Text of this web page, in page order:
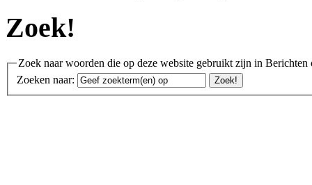
Zoek!
Zoek naar woorden die op deze website gebruikt zijn in Berichten
Zoeken naar: